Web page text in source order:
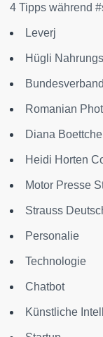
4 Tipps während
Leverj
Hügli
Romanian
Diana
Heidi Horten
Motor Presse
Strauss
Personalie
Technologie
Chatbot
Künstliche